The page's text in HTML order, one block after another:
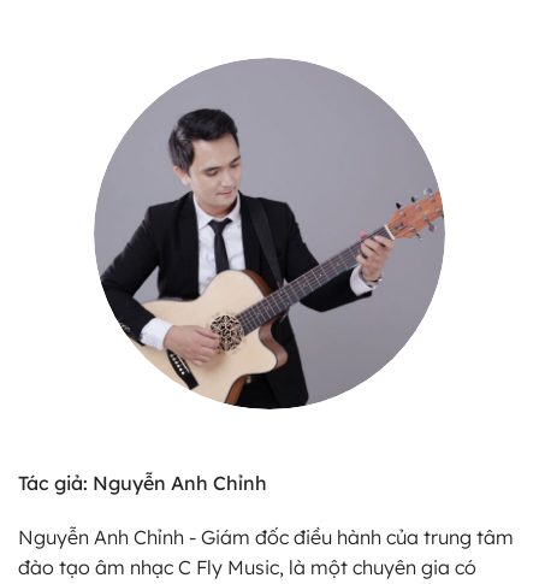
Tác giả: Nguyễn Anh Chỉnh
Nguyễn Anh Chỉnh - Giám đốc điều hành của trung tâm
đào tạo âm nhạc C Fly Music, là một chuyên gia có